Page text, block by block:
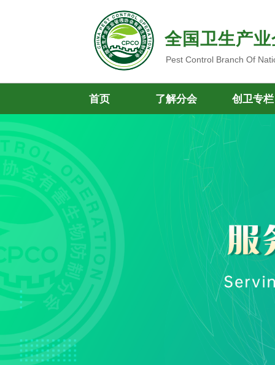
全国卫生产
Pest Control Branch Of
首页 了解分会 创卫专栏